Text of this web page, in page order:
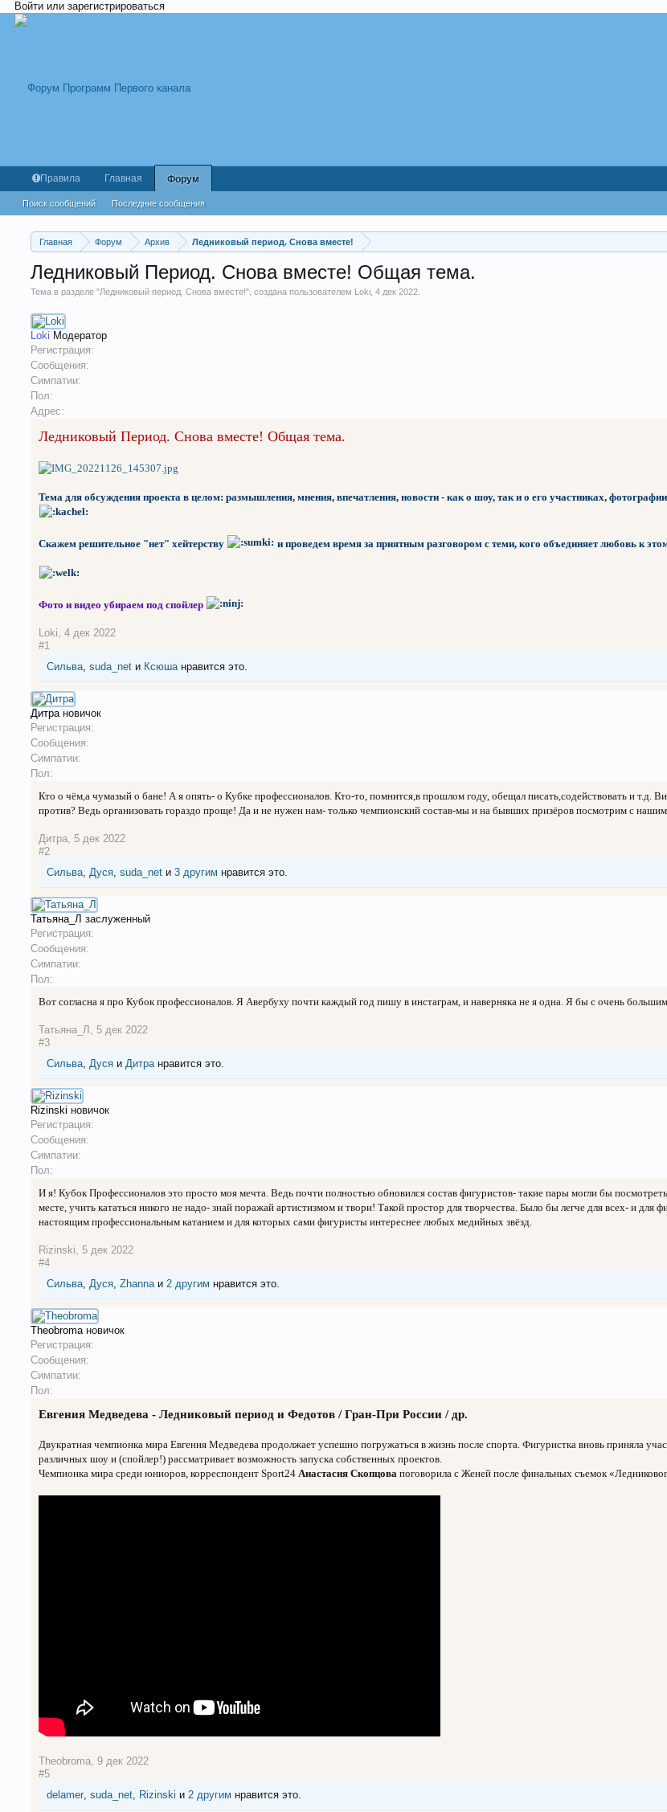
Войти или зарегистрироваться
Главная Форум Архив Ледниковый период. Снова вместе!
Ледниковый Период. Снова вместе! Общая тема.
Тема в разделе "Ледниковый период. Снова вместе!", создана пользователем Loki ,4 дек 2022
Loki Модератор
Регистрация:
Сообщения:
Симпатии:
Пол:
Адрес:
Ледниковый Период. Снова вместе! Общая тема.
Тема для обсуждения проекта в целом: размышления, мнения, впечатления, новости - как о шоу, так и о его участниках,
Скажем решительное "нет" хейтерству и проведем время за приятным разговором с теми, кого объединяет любовь к
Фото и видео убираем под спойлер
Loki, 4 дек 2022
#1
Сильва,suda_net и Ксюшанравится это.
Дитра новичок
Регистрация:
Сообщения:
Симпатии:
Пол:
Кто о чём,а чумазый о бане! А я опять- о Кубке профессионалов. Кто-то, помнится,в прошлом году, обещал писать,содействовать и т.д.
против? Ведь организовать гораздо проще! Да и не нужен нам- только чемпионский состав-мы и на бывших призёров посмотрим с
Дитра, 5 дек 2022
#2
Сильва,Дуся,suda_net и3 другим нравится это.
Татьяна_Л заслуженный
Регистрация:
Сообщения:
Симпатии:
Пол:
Вот согласна я про Кубок профессионалов. Я Авербуху почти каждый год пишу в инстаграм, и наверняка не я одна. Я бы с очень
Татьяна_Л , 5 дек 2022
#3
Сильва,Дуся иДитранравится это.
Rizinski новичок
Регистрация:
Сообщения:
Симпатии:
Пол:
И я! Кубок Профессионалов это просто моя мечта. Ведь почти полностью обновился состав фигуристов- такие пары могли бы
месте, учить кататься никого не надо- знай поражай артистизмом и твори! Такой простор для творчества. Было бы легче для всех- и для
настоящим профессиональным катанием и для которых сами фигуристы интереснее любых медийных звёзд.
Rizinski, 5 дек 2022
#4
Сильва,Дуся,Zhannaи2 другим нравится это.
Theobroma новичок
Регистрация:
Сообщения:
Симпатии:
Пол:
Евгения Медведева - Ледниковый период и Федотов / Гран-При России / др.
Двукратная чемпионка мира Евгения Медведева продолжает успешно погружаться в жизнь после спорта. Фигуристка вновь приняла
различных шоу и (спойлер!) рассматривает возможность запуска собственных проектов.
Чемпионка мира среди юниоров, корреспондент Sport24Анастасия Скопцова поговорила с Женей после финальных съемок
Theobroma, 9 дек 2022
#5
delamer,suda_net, Rizinski и2 другим нравится это.
Правила Главная Форум
Поиск сообщений Последние сообщения